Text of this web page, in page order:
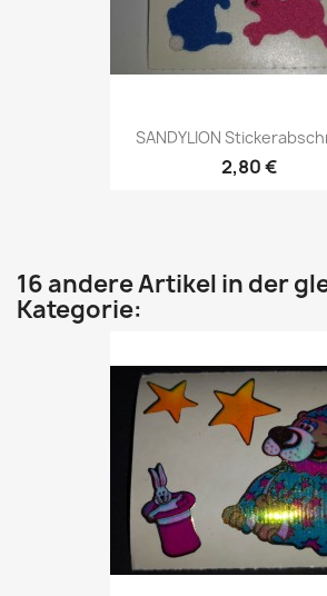
SANDYLION
2,80 €
16 andere Artikel in der
Kategorie: